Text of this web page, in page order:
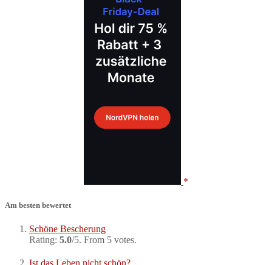
Am besten bewertet
Schöne Bescherung
Rating: 5.0/5. From 5 votes.